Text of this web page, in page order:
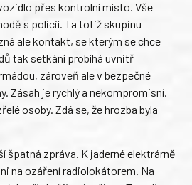
přes kontrolní místo. Vše
s policií. Ta totiž skupinu
ale kontakt, se kterým se chce
tak setkání probíhá uvnitř
zároveň ale v bezpečné
Zásah je rychlý a nekompromisní.
osoby. Zdá se, že hrozba byla
špatná zpráva. K jaderné elektrárně
na ozáření radiolokátorem. Na